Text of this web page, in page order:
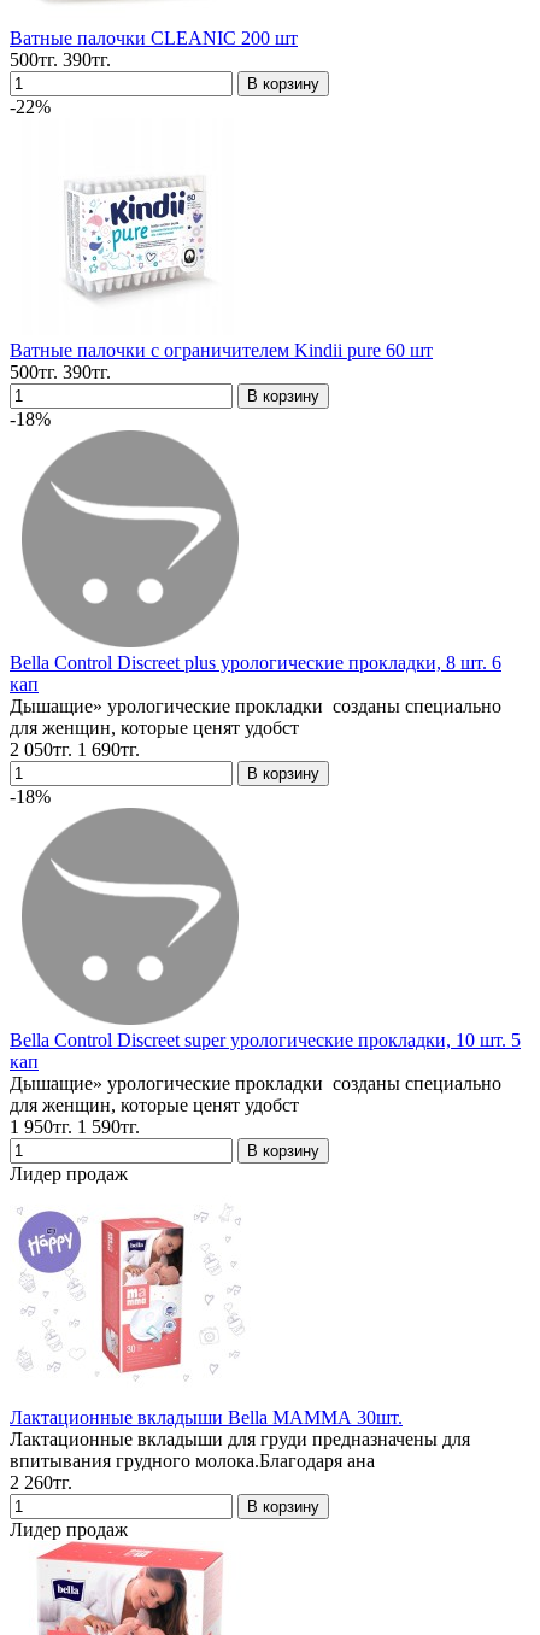
Ватные палочки CLEANIC 200 шт
500тг. 390тг.
-22%
Ватные палочки с ограничителем Kindii pure 60 шт
500тг. 390тг.
-18%
Bella Control Discreet plus урологические прокладки, 8 шт. 6
кап
Дышащие» урологические прокладки созданы специально
для женщин, которые ценят удобст
2 050тг. 1 690тг.
-18%
Bella Control Discreet super урологические прокладки, 10 шт. 5
кап
Дышащие» урологические прокладки созданы специально
для женщин, которые ценят удобст
1 950тг. 1 590тг.
Лидер продаж
Лактационные вкладыши Bella МАММА 30шт.
Лактационные вкладыши для груди предназначены для
впитывания грудного молока.Благодаря ана
2 260тг.
Лидер продаж